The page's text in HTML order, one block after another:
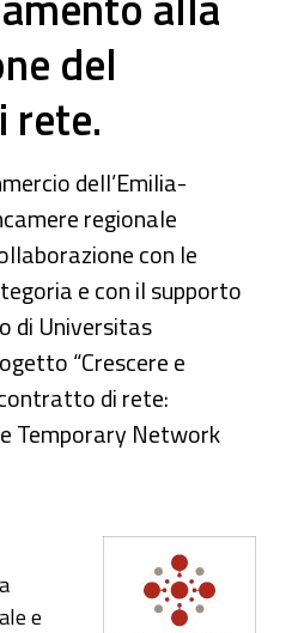
alla
del
rete.
dell’Emilia-
regionale
con le
e con il supporto
di Universitas
“Crescere e
di rete:
Temporary Network
e